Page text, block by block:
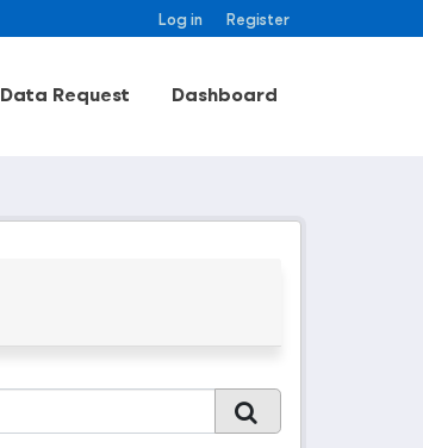
Log in Register
Data Request Dashboard